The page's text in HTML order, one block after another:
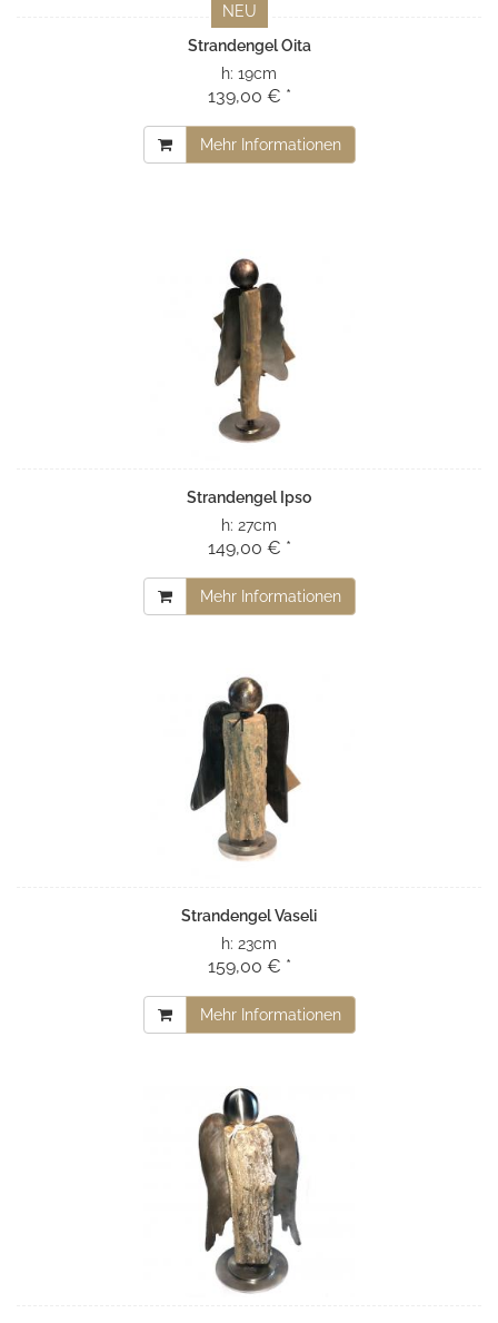
NEU
Strandengel Oita
h: 19cm
139,00 € *
Mehr Informationen
Strandengel Ipso
h: 27cm
149,00 € *
Mehr Informationen
Strandengel Vaseli
h: 23cm
159,00 € *
Mehr Informationen